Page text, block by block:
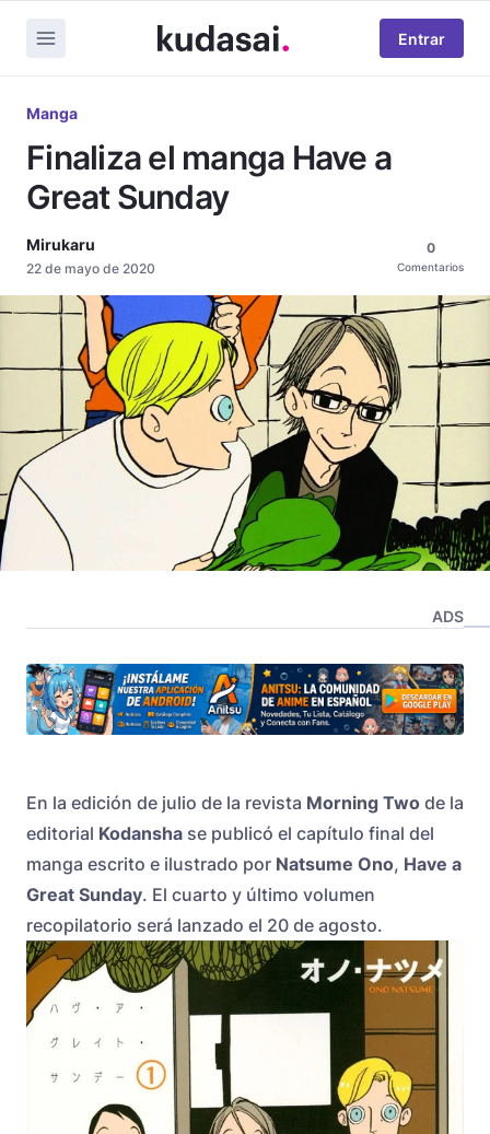
Entrar
Manga
Finaliza el manga Have a
Great Sunday
Mirukaru
22 de mayo de 2020
0
Comentarios
ADS
En la edición de julio de la revista Morning Two de la
editorial Kodansha se publicó el capítulo final del
manga escrito e ilustrado por Natsume Ono, Have a
Great Sunday. El cuarto y último volumen
recopilatorio será lanzado el 20 de agosto.